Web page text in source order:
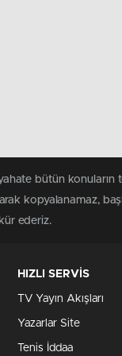
bütün
kopyalanamaz,
ederiz.
HIZLI SERVİS
TV Yayın Akışları
Yazarlar Site
Tenis İddaa